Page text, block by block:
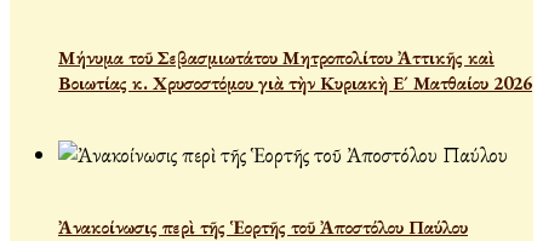
Μήνυμα τοῦ Σεβασμιωτάτου Μητροπολίτου Ἀττικῆς καὶ
Βοιωτίας κ. Χρυσοστόμου γιὰ τὴν Κυριακὴ Ε´ Ματθαίου 2026
Ἀνακοίνωσις περὶ τῆς Ἑορτῆς τοῦ Ἀποστόλου Παύλου